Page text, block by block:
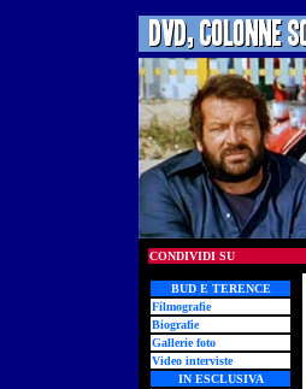
CONDIVIDI SU
BUD E TERENCE
Filmografie
Biografie
Gallerie foto
Video interviste
IN ESCLUSIVA